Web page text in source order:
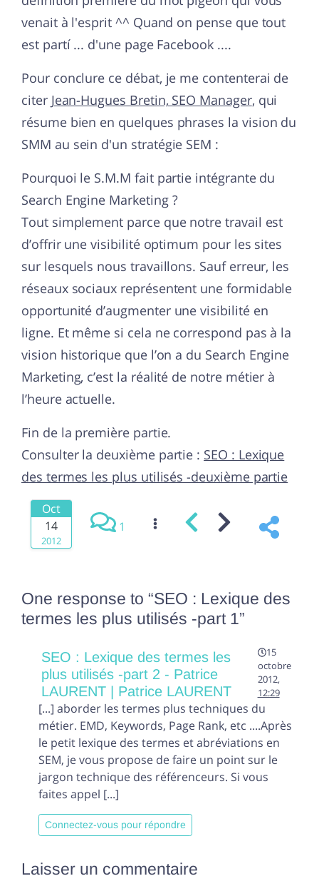
venait à l'esprit ^^ Quand on pense que tout
est partí ... d'une page Facebook ....
Pour conclure ce débat, je me contenterai de
citer Jean-Hugues Bretin, SEO Manager, qui
résume bien en quelques phrases la vision du
SMM au sein d'un stratégie SEM :
Pourquoi le S.M.M fait partie intégrante du
Search Engine Marketing ?
Tout simplement parce que notre travail est
d’offrir une visibilité optimum pour les sites
sur lesquels nous travaillons. Sauf erreur, les
réseaux sociaux représentent une formidable
opportunité d’augmenter une visibilité en
ligne. Et même si cela ne correspond pas à la
vision historique que l’on a du Search Engine
Marketing, c’est la réalité de notre métier à
l’heure actuelle.
Fin de la première partie.
Consulter la deuxième partie : SEO : Lexique
des termes les plus utilisés -deuxième partie
Oct
14
2012
1
One response to “SEO : Lexique des
termes les plus utilisés -part 1”
SEO : Lexique des termes les
plus utilisés -part 2 - Patrice
LAURENT | Patrice LAURENT
15
octobre
2012,
12:29
[...] aborder les termes plus techniques du
métier. EMD, Keywords, Page Rank, etc ....Après
le petit lexique des termes et abréviations en
SEM, je vous propose de faire un point sur le
jargon technique des référenceurs. Si vous
faites appel [...]
Connectez-vous pour répondre
Laisser un commentaire